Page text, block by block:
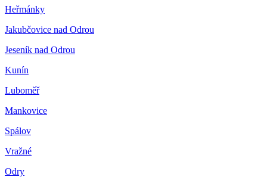
Heřmánky
Jakubčovice nad Odrou
Jeseník nad Odrou
Kunín
Luboměř
Mankovice
Spálov
Vražné
Odry